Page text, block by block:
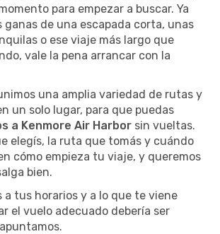
para empezar a buscar. Ya
ganas de una escapada corta, unas
o ese viaje más largo que
vale la pena arrancar con la
una amplia variedad de rutas y
un solo lugar, para que puedas
a Kenmore Air Harbor sin vueltas.
elegís, la ruta que tomás y cuándo
cómo empieza tu viaje, y queremos
bien.
a tus horarios y a lo que te viene
el vuelo adecuado debería ser